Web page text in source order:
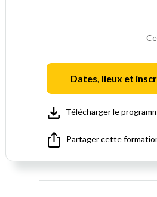
Dates, lieux et
Télécharger le
Partager cette